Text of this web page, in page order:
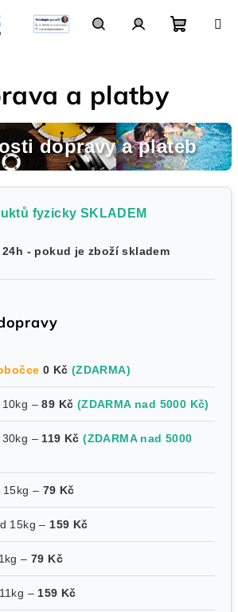
a platby
dopravy a plateb
fyzicky SKLADEM
- pokud je zboží skladem
0 Kč (ZDARMA)
10kg –89 Kč (ZDARMA nad 5000 Kč)
– 119 Kč (ZDARMA nad 5000
15kg – 79 Kč
15kg – 159 Kč
–79 Kč
– 159 Kč